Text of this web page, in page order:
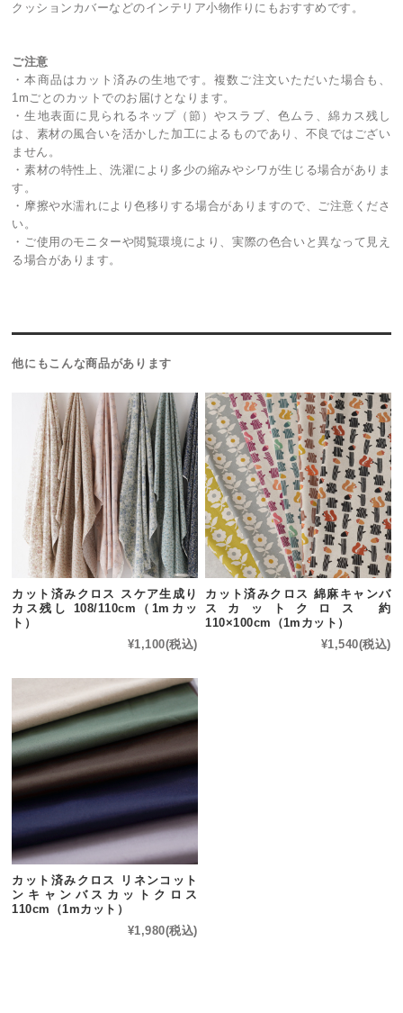
クッションカバーなどのインテリア小物作りにもおすすめです。
ご注意
・本商品はカット済みの生地です。複数ご注文いただいた場合も、
1mごとのカットでのお届けとなります。
・生地表面に見られるネップ（節）やスラブ、色ムラ、綿カス残し
は、素材の風合いを活かした加工によるものであり、不良ではござい
ません。
・素材の特性上、洗濯により多少の縮みやシワが生じる場合がありま
す。
・摩擦や水濡れにより色移りする場合がありますので、ご注意くださ
い。
・ご使用のモニターや閲覧環境により、実際の色合いと異なって見え
る場合があります。
他にもこんな商品があります
カット済みクロス スケア生成り
カス残し 108/110cm（1mカッ
ト）
¥1,100(税込)
カット済みクロス 綿麻キャンバ
スカットクロス 約
110×100cm（1mカット）
¥1,540(税込)
カット済みクロス リネンコット
ンキャンバスカットクロス
110cm（1mカット）
¥1,980(税込)